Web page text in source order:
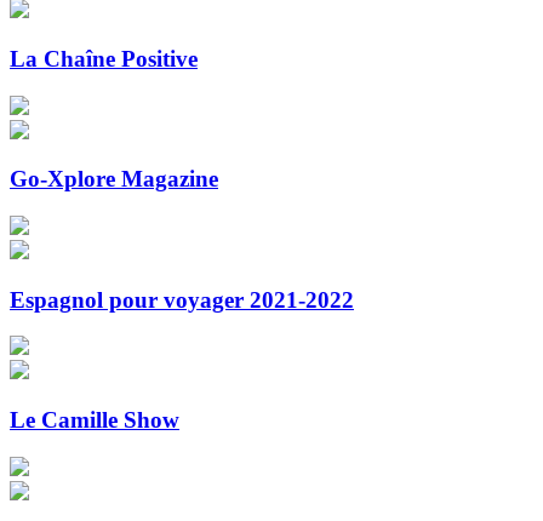
La Chaîne Positive
Go-Xplore Magazine
Espagnol pour voyager 2021-2022
Le Camille Show